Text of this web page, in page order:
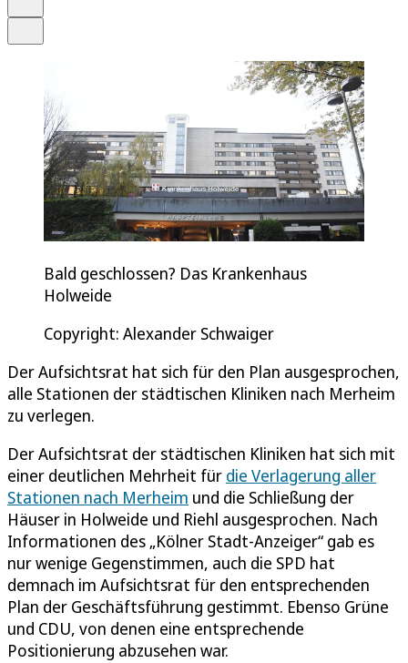
Bald geschlossen? Das Krankenhaus
Holweide
Copyright: Alexander Schwaiger
Der Aufsichtsrat hat sich für den Plan ausgesprochen,
alle Stationen der städtischen Kliniken nach Merheim
zu verlegen.
Der Aufsichtsrat der städtischen Kliniken hat sich mit
einer deutlichen Mehrheit für die Verlagerung aller
Stationen nach Merheim und die Schließung der
Häuser in Holweide und Riehl ausgesprochen. Nach
Informationen des „Kölner Stadt-Anzeiger“ gab es
nur wenige Gegenstimmen, auch die SPD hat
demnach im Aufsichtsrat für den entsprechenden
Plan der Geschäftsführung gestimmt. Ebenso Grüne
und CDU, von denen eine entsprechende
Positionierung abzusehen war.